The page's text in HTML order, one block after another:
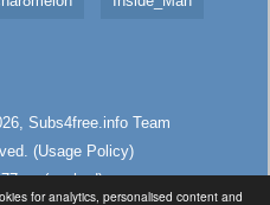
for analytics, personalised content and
Subs4free.infoTeam
(Usage Policy)
(cached)